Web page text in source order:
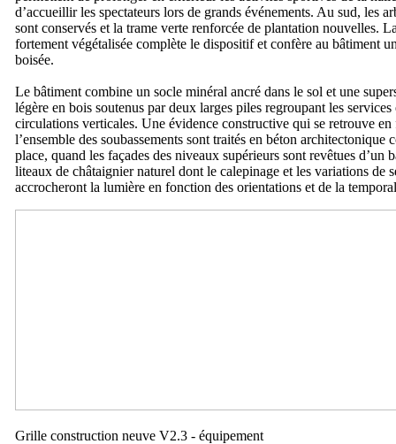
d’accueillir les spectateurs lors de grands événements. Au sud, les
sont conservés et la trame verte renforcée de plantation nouvelles.
fortement végétalisée complète le dispositif et confère au bâtiment
boisée.
Le bâtiment combine un socle minéral ancré dans le sol et une
légère en bois soutenus par deux larges piles regroupant les services
circulations verticales. Une évidence constructive qui se retrouve en
l’ensemble des soubassements sont traités en bé­ton architectonique
place, quand les façades des niveaux supérieurs sont revêtues d’un
liteaux de châtaignier naturel dont le calepinage et les variations de
accrocheront la lumière en fonction des orientations et de la
Grille construction neuve V2.3 - équipement